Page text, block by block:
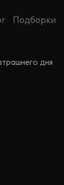
Подборки
дня